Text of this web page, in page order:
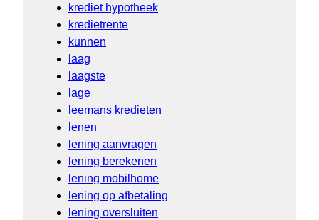
krediet hypotheek
kredietrente
kunnen
laag
laagste
lage
leemans kredieten
lenen
lening aanvragen
lening berekenen
lening mobilhome
lening op afbetaling
lening oversluiten